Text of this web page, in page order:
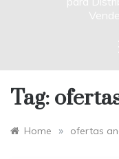
Tag:
Home » ofertas